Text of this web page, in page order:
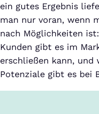
ein gutes Ergebnis
man nur voran, wenn
nach Möglichkeiten
Kunden gibt es im
erschließen kann, und
Potenziale gibt es bei